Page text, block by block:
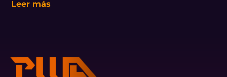
Leer más